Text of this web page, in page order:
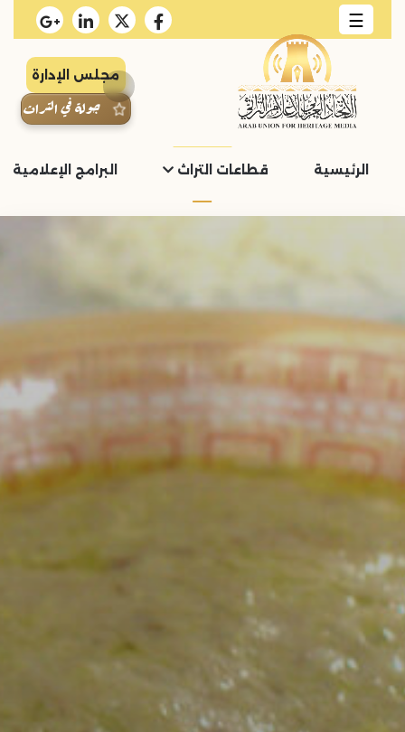
☰
مجلس الإدارة
جولة في التراث
الرئيسية قطاعات التراث البرامج الإعلامية